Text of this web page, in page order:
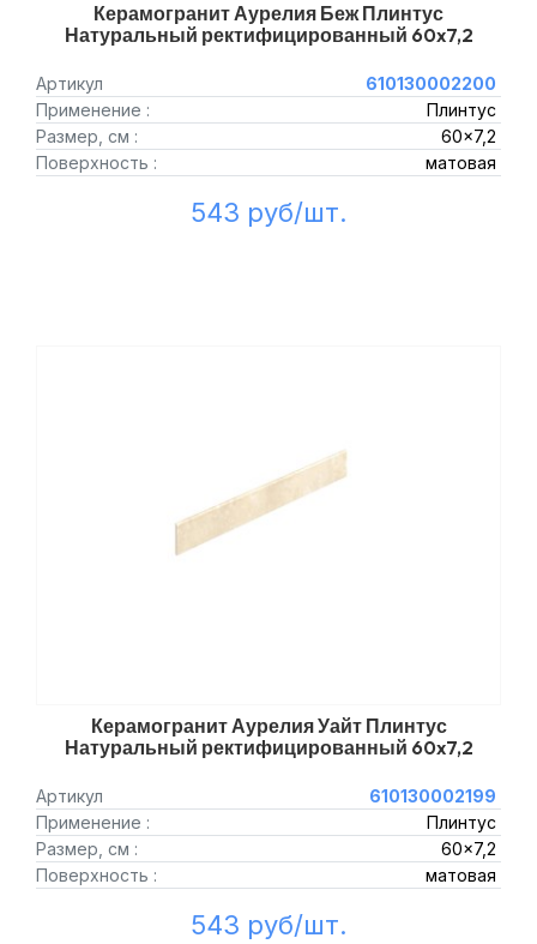
Керамогранит Аурелия Беж Плинтус
Натуральный ректифицированный 60x7,2
Артикул
610130002200
Применение :
Плинтус
Размер, см :
60x7,2
Поверхность :
матовая
543 руб/шт.
Керамогранит Аурелия Уайт Плинтус
Натуральный ректифицированный 60x7,2
Артикул
610130002199
Применение :
Плинтус
Размер, см :
60x7,2
Поверхность :
матовая
543 руб/шт.